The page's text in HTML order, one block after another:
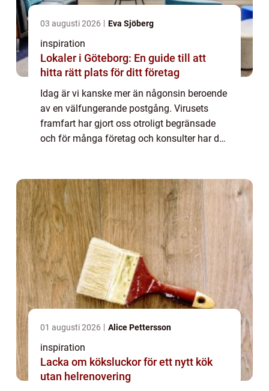
03 augusti 2026 Eva Sjöberg
inspiration
Lokaler i Göteborg: En guide till att
hitta rätt plats för ditt företag
Idag är vi kanske mer än någonsin beroende
av en välfungerande postgång. Virusets
framfart har gjort oss otroligt begränsade
och för många företag och konsulter har det
01 augusti 2026 Alice Pettersson
inspiration
Lacka om köksluckor för ett nytt kök
utan helrenovering